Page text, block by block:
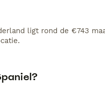
ligt rond de €743